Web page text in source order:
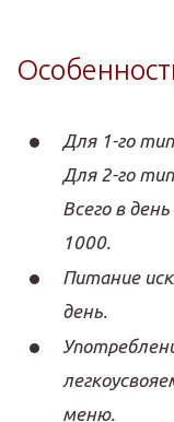
Для 1-го
Для 2-го
Всего в
1000.
Питание
день.
меню.